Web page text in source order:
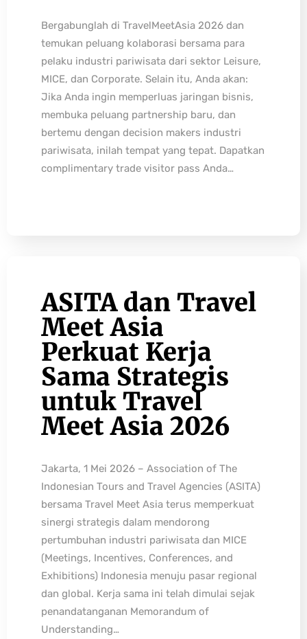
Bergabunglah di TravelMeetAsia 2026 dan
temukan peluang kolaborasi bersama para
pelaku industri pariwisata dari sektor Leisure,
MICE, dan Corporate. Selain itu, Anda akan:
Jika Anda ingin memperluas jaringan bisnis,
membuka peluang partnership baru, dan
bertemu dengan decision makers industri
pariwisata, inilah tempat yang tepat. Dapatkan
complimentary trade visitor pass Anda…
ASITA dan Travel
Meet Asia
Perkuat Kerja
Sama Strategis
untuk Travel
Meet Asia 2026
Jakarta, 1 Mei 2026 – Association of The
Indonesian Tours and Travel Agencies (ASITA)
bersama Travel Meet Asia terus memperkuat
sinergi strategis dalam mendorong
pertumbuhan industri pariwisata dan MICE
(Meetings, Incentives, Conferences, and
Exhibitions) Indonesia menuju pasar regional
dan global. Kerja sama ini telah dimulai sejak
penandatanganan Memorandum of
Understanding…